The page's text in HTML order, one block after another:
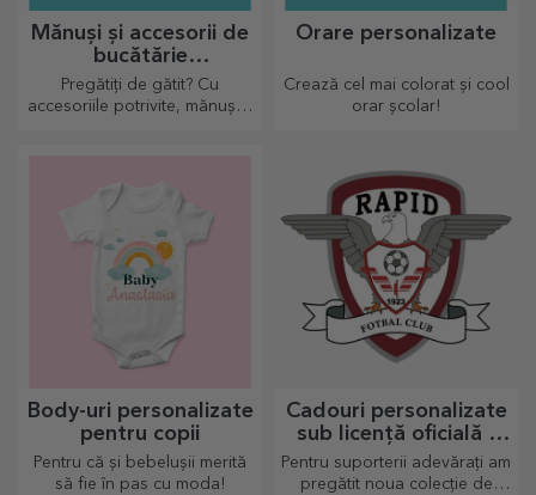
Mănuși și accesorii de
bucătărie
personalizate
Pregătiți de gătit? Cu
accesoriile potrivite, mănușile
Orare personalizate
Crează cel mai colorat și cool
orar școlar!
Body-uri personalizate
pentru copii
Pentru că și bebelușii merită
să fie în pas cu moda!
Cadouri personalizate
sub licență oficială -
FC Rapid 1923
București
Pentru suporterii adevărați am
pregătit noua colecție de